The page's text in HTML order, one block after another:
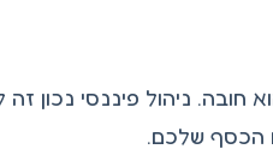
חובה. ניהול פיננסי נכון
הכסף שלכם.